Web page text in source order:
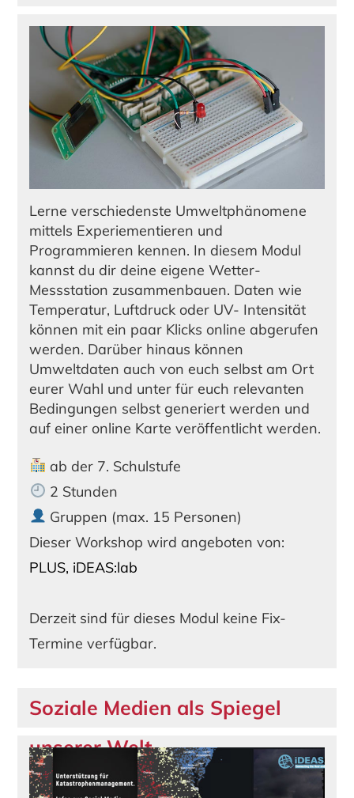
Lerne verschiedenste Umweltphänomene
mittels Experiementieren und
Programmieren kennen. In diesem Modul
kannst du dir deine eigene Wetter-
Messstation zusammenbauen. Daten wie
Temperatur, Luftdruck oder UV- Intensität
können mit ein paar Klicks online abgerufen
werden. Darüber hinaus können
Umweltdaten auch von euch selbst am Ort
eurer Wahl und unter für euch relevanten
Bedingungen selbst generiert werden und
auf einer online Karte veröffentlicht werden.
ab der 7. Schulstufe
2 Stunden
Gruppen (max. 15 Personen)
Dieser Workshop wird angeboten von:
PLUS, iDEAS:lab
Derzeit sind für dieses Modul keine Fix-
Termine verfügbar.
Soziale Medien als Spiegel
unserer Welt